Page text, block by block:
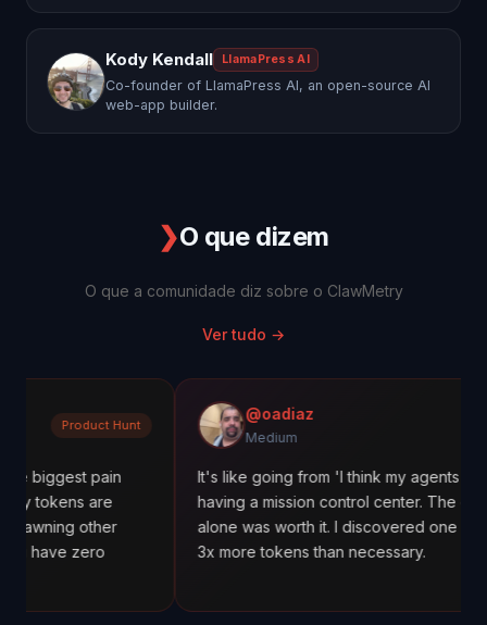
Kody Kendall LlamaPress AI
Co-founder of LlamaPress AI, an open-source AI
web-app builder.
❯O que dizem
O que a comunidade diz sobre o ClawMetry
Ver tudo →
pain
are
@oadiaz
Medium
It's like going from 'I think my agents are working'
having a mission control center. The cost tracking
alone was worth it. I discovered one agent was
3x more tokens than necessary.